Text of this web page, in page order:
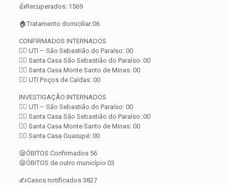
👍Recuperados: 1569
🏠Tratamento domiciliar:06
CONFIRMADOS INTERNADOS
👨‍⚕️ UTI – São Sebastião do Paraíso: 00
👨‍⚕️ Santa Casa São Sebastião do Paraíso: 00
👨‍⚕️ Santa Casa Monte Santo de Minas: 00
👨‍⚕️ UTI Poços de Caldas: 00
INVESTIGAÇÃO INTERNADOS
👨‍⚕️ UTI – São Sebastião do Paraíso: 00
👨‍⚕️ Santa Casa São Sebastião do Paraíso: 00
👨‍⚕️ Santa Casa Monte Santo de Minas: 00
👨‍⚕️ Santa Casa Guaxupé: 00
😪ÓBITOS Confirmados 56
😪ÓBITOS de outro município 03
✍️Casos notificados 3827